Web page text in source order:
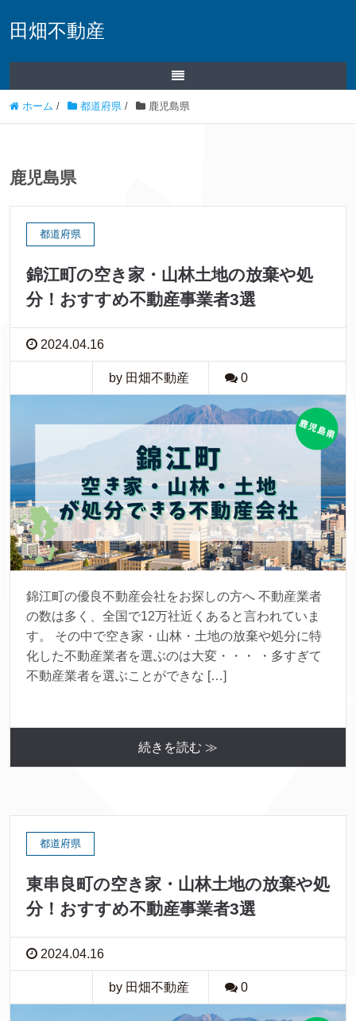
田畑不動産
ホーム / 都道府県 / 鹿児島県
鹿児島県
都道府県
錦江町の空き家・山林土地の放棄や処
分！おすすめ不動産事業者3選
2024.04.16
by 田畑不動産 0
錦江町の優良不動産会社をお探しの方へ 不動産業者
の数は多く、全国で12万社近くあると言われていま
す。 その中で空き家・山林・土地の放棄や処分に特
化した不動産業者を選ぶのは大変・・・ ・多すぎて
不動産業者を選ぶことができな […]
続きを読む ≫
都道府県
東串良町の空き家・山林土地の放棄や処
分！おすすめ不動産事業者3選
2024.04.16
by 田畑不動産 0